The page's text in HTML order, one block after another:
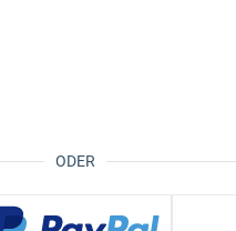
ODER